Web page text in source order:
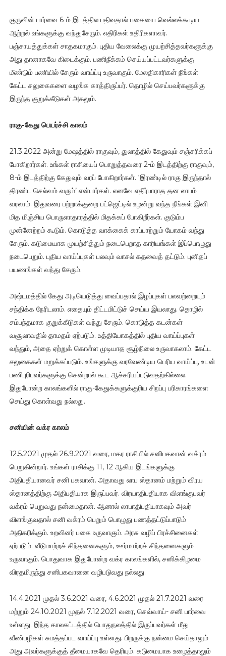
குருவின் பார்வை 6-ம் இடத்தில பதிவதால் பகையை வெல்லக்கூடிய
ஆற்றல் உங்களுக்கு வந்துசேரும். எதிரிகள் உதிரிகளாவர்.
பஞ்சாயத்துக்கள் சாதகமாகும். புதிய வேலைக்கு முயற்சித்தவர்களுக்கு
அது தானாகவே கிடைக்கும். பணிநீக்கம் செய்யப்பட்டவர்களுக்கு
மீண்டும் பணியில் சேரும் வாய்ப்பு உருவாகும். மேலதிகாரிகள் நீங்கள்
கேட்ட சலுகைகளை வழங்க காத்திருப்பர். தொழில் செய்பவர்களுக்கு
இருந்த குறுக்கீடுகள் அகலும்.
ராகு-கேது பெயர்ச்சி காலம்
21.3.2022 அன்று மேஷத்தில் ராகுவும், துலாத்தில் கேதுவும் சஞ்சரிக்கப்
போகிறார்கள். உங்கள் ராசியைப் பொறுத்தவரை 2-ம் இடத்திற்கு ராகுவும்,
8-ம் இடத்திற்கு கேதுவும் வரப் போகிறார்கள். ‘இரண்டில் ராகு இருந்தால்
திரண்ட செல்வம் வரும்’ என்பார்கள். எனவே எதிர்பாராத தன லாபம்
வரலாம். இதுவரை பற்றாக்குறை பட்ஜெட்டில் உழன்று வந்த நீங்கள் இனி
மித மிஞ்சிய பொருளாதாரத்தில் மிதக்கப் போகிறீர்கள். குடும்ப
முன்னேற்றம் கூடும். கொடுத்த வாக்கைக் காப்பாற்றும் யோகம் வந்து
சேரும். கடுமையாக முயற்சித்தும் நடைபெறாத காரியங்கள் இப்பொழுது
நடைபெறும். புதிய வாய்ப்புகள் பலவும் வாசல் கதவைத் தட்டும். புனிதப்
பயணங்கள் வந்து சேரும்.
அஷ்டமத்தில் கேது அடியெடுத்து வைப்பதால் இழப்புகள் பலவற்றையும்
சந்திக்க நேரிடலாம். எதையும் திட்டமிட்டுச் செய்ய இயலாது. தொழில்
சம்பந்தமாக குறுக்கீடுகள் வந்து சேரும். கொடுத்த கடன்கள்
வசூலாவதில் தாமதம் ஏற்படும். உத்தியோகத்தில் புதிய வாய்ப்புகள்
வந்தும், அதை ஏற்றுக் கொள்ள முடியாத சூழ்நிலை உருவாகலாம். கேட்ட
சலுகைகள் மறுக்கப்படும். உங்களுக்கு வரவேண்டிய பெரிய வாய்ப்பு, உடன்
பணிபுரிபவர்களுக்கு சென்றால் கூட ஆச்சரியப்படுவதற்கில்லை.
இதுபோன்ற காலங்களில் ராகு-கேதுக்களுக்குரிய சிறப்பு பரிகாரங்களை
செய்து கொள்வது நல்லது.
சனியின் வக்ர காலம்
12.5.2021 முதல் 26.9.2021 வரை, மகர ராசியில் சனிபகவான் வக்ரம்
பெறுகின்றார். உங்கள் ராசிக்கு 11, 12 ஆகிய இடங்களுக்கு
அதிபதியானவர் சனி பகவான். அதாவது லாப ஸ்தானம் மற்றும் விரய
ஸ்தானத்திற்கு அதிபதியாக இருப்பவர். விரயாதிபதியாக விளங்குபவர்
வக்ரம் பெறுவது நன்மைதான். ஆனால் லாபாதிபதியாகவும் அவர்
விளங்குவதால் சனி வக்ரம் பெறும் பொழுது பணத்தட்டுப்பாடும்
அதிகரிக்கும். உறவினர் பகை உருவாகும். அரசு வழிப் பிரச்சினைகள்
ஏற்படும். வீடுமாற்றச் சிந்தனைகளும், ஊர்மாற்றச் சிந்தனைகளும்
உருவாகும். பொதுவாக இதுபோன்ற வக்ர காலங்களில், சனிக்கிழமை
விரதமிருந்து சனிபகவானை வழிபடுவது நல்லது.
14.4.2021 முதல் 3.6.2021 வரை, 4.6.2021 முதல் 21.7.2021 வரை
மற்றும் 24.10.2021 முதல் 7.12.2021 வரை, செவ்வாய்- சனி பார்வை
உள்ளது. இந்த காலகட்டத்தில் பொதுநலத்தில் இருப்பவர்கள் மீது
வீண்பழிகள் சுமத்தப்பட வாய்ப்பு உள்ளது. பிறருக்கு நன்மை செய்தாலும்
அது அவர்களுக்குத் தீமையாகவே தெரியும். கடுமையாக உழைத்தாலும்